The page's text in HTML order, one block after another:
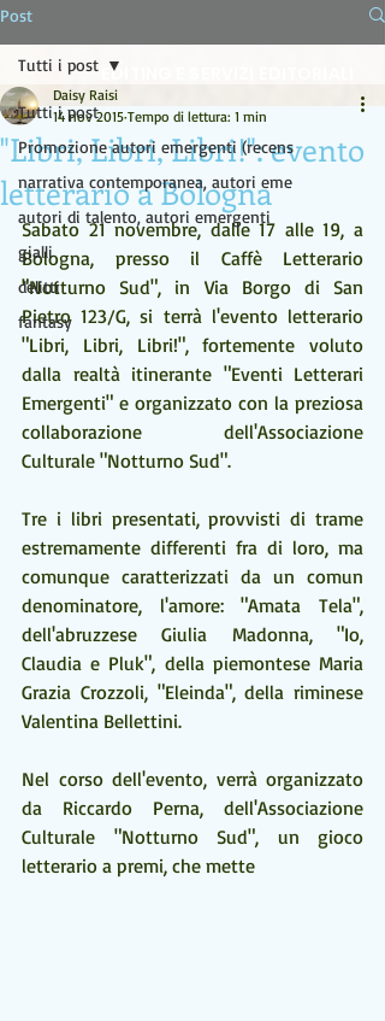
EDITING E SERVIZI EDITORIALI
Post
Tutti i post
Promozione autori emergenti (recens
narrativa contemporanea, autori eme
autori di talento, autori emergenti
gialli
delitti
fantasy
Tutti i post
"Libri, Libri, Libri!": evento
letterario a Bologna
Daisy Raisi
14 nov 2015 Tempo di lettura: 1 min
Sabato 21 novembre, dalle 17 alle 19, a
Bologna, presso il Caffè Letterario
"Notturno Sud", in Via Borgo di San
Pietro 123/G, si terrà l'evento letterario
"Libri, Libri, Libri!", fortemente voluto
dalla realtà itinerante "Eventi Letterari
Emergenti" e organizzato con la preziosa
collaborazione dell'Associazione
Culturale "Notturno Sud".
Tre i libri presentati, provvisti di trame
estremamente differenti fra di loro, ma
comunque caratterizzati da un comun
denominatore, l'amore: "Amata Tela",
dell'abruzzese Giulia Madonna, "Io,
Claudia e Pluk", della piemontese Maria
Grazia Crozzoli, "Eleinda", della riminese
Valentina Bellettini.
Nel corso dell'evento, verrà organizzato
da Riccardo Perna, dell'Associazione
Culturale "Notturno Sud", un gioco
letterario a premi, che mette